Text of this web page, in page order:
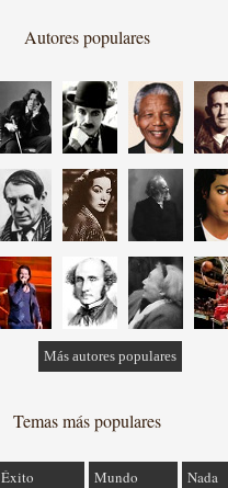
Autores populares
Más autores populares
Temas más populares
Éxito Mundo
Nada